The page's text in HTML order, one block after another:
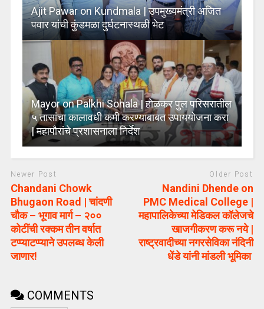
Ajit Pawar on Kundmala | उपमुख्यमंत्री अजित
पवार यांची कुंडमळा दुर्घटनास्थळी भेट
Mayor on Palkhi Sohala | होळकर पुल परिसरातील
५ तासांचा कालावधी कमी करण्याबाबत उपाययोजना करा
| महापौरांचे प्रशासनाला निर्देश
Newer Post
Chandani Chowk
Bhugaon Road | चांदणी
चौक – भूगाव मार्ग – २००
कोटींची रक्कम तीन वर्षात
टप्प्याटप्प्याने उपलब्ध केली
जाणार!
Older Post
Nandini Dhende on
PMC Medical College |
महापालिकेच्या मेडिकल कॉलेजचे
खाजगीकरण करू नये |
राष्ट्रवादीच्या नगरसेविका नंदिनी
धेंडे यांनी मांडली भूमिका
COMMENTS